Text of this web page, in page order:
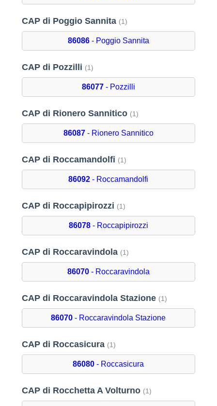
CAP di Poggio Sannita (1)
86086- Poggio Sannita
CAP di Pozzilli (1)
86077- Pozzilli
CAP di Rionero Sannitico (1)
86087- Rionero Sannitico
CAP di Roccamandolfi (1)
86092 - Roccamandolfi
CAP di Roccapipirozzi (1)
86078- Roccapipirozzi
CAP di Roccaravindola (1)
86070- Roccaravindola
CAP di Roccaravindola Stazione (1)
86070 - Roccaravindola Stazione
CAP di Roccasicura (1)
86080 - Roccasicura
CAP di Rocchetta A Volturno (1)